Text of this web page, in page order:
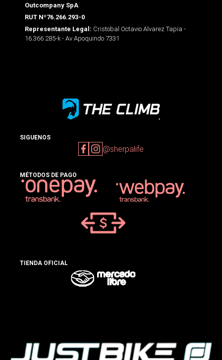
Outcompany SpA
RUT Nº76.266.293-0
Representante Legal: Cristobal Octavio Alvarez Tapia -
16.366.285-k - Av Apoquindo 7331
SIGUENOS
@sherpalife
MÉTODOS DE PAGO
TIENDA OFICIAL